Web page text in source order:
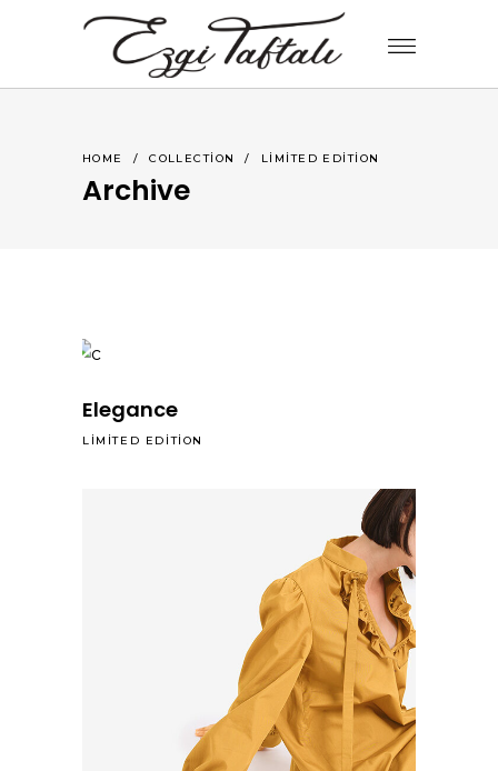
HOME /COLLECTION / LIMITED EDITION
Archive
Elegance
LIMITED EDITION